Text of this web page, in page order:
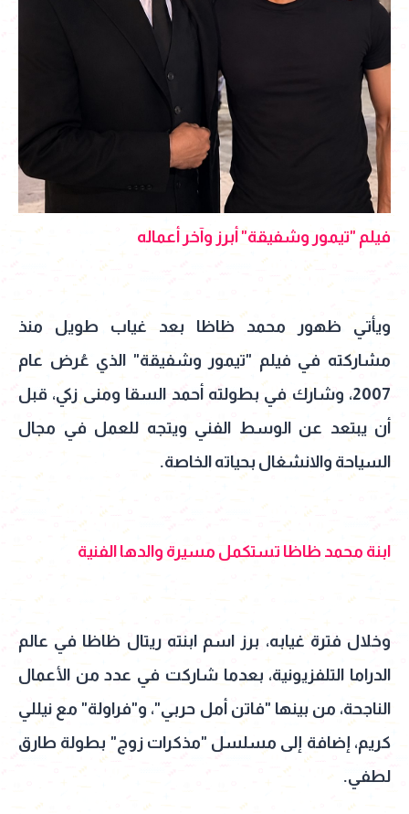
فيلم "تيمور وشفيقة" أبرز وآخر أعماله
ويأتي ظهور محمد ظاظا بعد غياب طويل منذ
مشاركته في فيلم "تيمور وشفيقة" الذي عُرض عام
2007، وشارك في بطولته أحمد السقا ومنى زكي، قبل
أن يبتعد عن الوسط الفني ويتجه للعمل في مجال
السياحة والانشغال بحياته الخاصة.
ابنة محمد ظاظا تستكمل مسيرة والدها الفنية
وخلال فترة غيابه، برز اسم ابنته ريتال ظاظا في عالم
الدراما التلفزيونية، بعدما شاركت في عدد من الأعمال
الناجحة، من بينها "فاتن أمل حربي"، و"فراولة" مع نيللي
كريم، إضافة إلى مسلسل "مذكرات زوج" بطولة طارق
لطفي.